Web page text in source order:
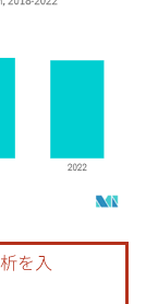
が必要です。